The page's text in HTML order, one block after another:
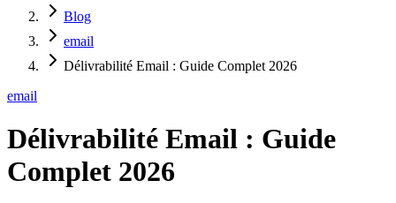
Blog
email
Délivrabilité Email : Guide Complet 2026
email
Délivrabilité Email : Guide
Complet 2026